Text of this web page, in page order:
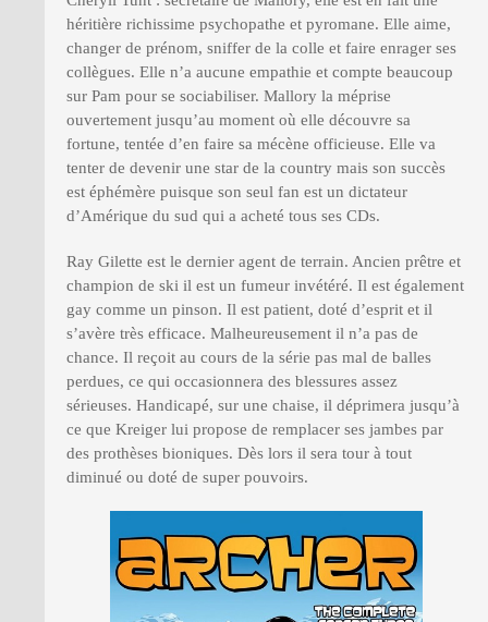
héritière richissime psychopathe et pyromane. Elle aime,
changer de prénom, sniffer de la colle et faire enrager ses
collègues. Elle n’a aucune empathie et compte beaucoup
sur Pam pour se sociabiliser. Mallory la méprise
ouvertement jusqu’au moment où elle découvre sa
fortune, tentée d’en faire sa mécène officieuse. Elle va
tenter de devenir une star de la country mais son succès
est éphémère puisque son seul fan est un dictateur
d’Amérique du sud qui a acheté tous ses CDs.
Ray Gilette est le dernier agent de terrain. Ancien prêtre et
champion de ski il est un fumeur invétéré. Il est également
gay comme un pinson. Il est patient, doté d’esprit et il
s’avère très efficace. Malheureusement il n’a pas de
chance. Il reçoit au cours de la série pas mal de balles
perdues, ce qui occasionnera des blessures assez
sérieuses. Handicapé, sur une chaise, il déprimera jusqu’à
ce que Kreiger lui propose de remplacer ses jambes par
des prothèses bioniques. Dès lors il sera tour à tout
diminué ou doté de super pouvoirs.